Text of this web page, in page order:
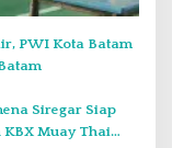
PWI Kota Batam
Siregar Siap
Muay Thai